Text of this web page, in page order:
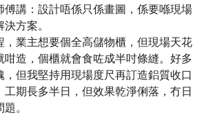
傅講：設計唔係只係畫圖，係要喺現場
方案。
，業主想要個全高儲物櫃，但現場天花
咁造，個櫃就會食咗成半吋條縫。好多
，但我堅持用現場度尺再訂造鋁質收口
工期長多半日，但效果乾淨俐落，冇日
。